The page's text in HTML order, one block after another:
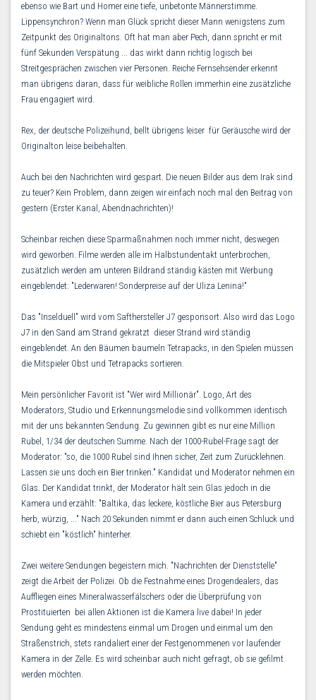
ebenso wie Bart und Homer eine tiefe, unbetonte Männerstimme.
Lippensynchron? Wenn man Glück spricht dieser Mann wenigstens zum
Zeitpunkt des Originaltons. Oft hat man aber Pech, dann spricht er mit
fünf Sekunden Verspätung ... das wirkt dann richtig logisch bei
Streitgesprächen zwischen vier Personen. Reiche Fernsehsender erkennt
man übrigens daran, dass für weibliche Rollen immerhin eine zusätzliche
Frau engagiert wird.
Rex, der deutsche Polizeihund, bellt übrigens leiser  für Geräusche wird der
Originalton leise beibehalten.
Auch bei den Nachrichten wird gespart. Die neuen Bilder aus dem Irak sind
zu teuer? Kein Problem, dann zeigen wir einfach noch mal den Beitrag von
gestern (Erster Kanal, Abendnachrichten)!
Scheinbar reichen diese Sparmaßnahmen noch immer nicht, deswegen
wird geworben. Filme werden alle im Halbstundentakt unterbrochen,
zusätzlich werden am unteren Bildrand ständig kästen mit Werbung
eingeblendet: "Lederwaren! Sonderpreise auf der Uliza Lenina!"
Das "Inselduell" wird vom Safthersteller J7 gesponsort. Also wird das Logo
J7 in den Sand am Strand gekratzt  dieser Strand wird ständig
eingeblendet. An den Bäumen baumeln Tetrapacks, in den Spielen müssen
die Mitspieler Obst und Tetrapacks sortieren.
Mein persönlicher Favorit ist "Wer wird Millionär". Logo, Art des
Moderators, Studio und Erkennungsmelodie sind vollkommen identisch
mit der uns bekannten Sendung. Zu gewinnen gibt es nur eine Million
Rubel, 1/34 der deutschen Summe. Nach der 1000-Rubel-Frage sagt der
Moderator: "so, die 1000 Rubel sind Ihnen sicher, Zeit zum Zurücklehnen.
Lassen sie uns doch ein Bier trinken." Kandidat und Moderator nehmen ein
Glas. Der Kandidat trinkt, der Moderator hält sein Glas jedoch in die
Kamera und erzählt: "Baltika, das leckere, köstliche Bier aus Petersburg 
herb, würzig, ..." Nach 20 Sekunden nimmt er dann auch einen Schluck und
schiebt ein "köstlich" hinterher.
Zwei weitere Sendungen begeistern mich. "Nachrichten der Dienststelle"
zeigt die Arbeit der Polizei. Ob die Festnahme eines Drogendealers, das
Auffliegen eines Mineralwasserfälschers oder die Überprüfung von
Prostituierten  bei allen Aktionen ist die Kamera live dabei! In jeder
Sendung geht es mindestens einmal um Drogen und einmal um den
Straßenstrich, stets randaliert einer der Festgenommenen vor laufender
Kamera in der Zelle. Es wird scheinbar auch nicht gefragt, ob sie gefilmt
werden möchten.